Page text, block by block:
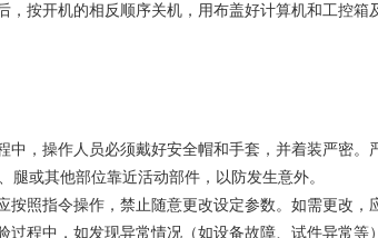
按开机的相反顺序关机，用布盖好计算机和工控箱
，操作人员必须戴好安全帽和手套，并着装严密。
腿或其他部位靠近活动部件，以防发生意外。
照指令操作，禁止随意更改设定参数。如需更改，
程中，如发现异常情况（如设备故障、试件异常等